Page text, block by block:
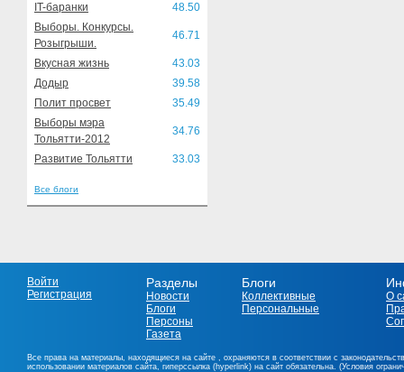
IT-баранки
48.50
Выборы. Конкурсы.
Розыгрыши.
46.71
Вкусная жизнь
43.03
Додыр
39.58
Полит просвет
35.49
Выборы мэра
Тольятти-2012
34.76
Развитие Тольятти 33.03
Все блоги
Войти
Регистрация
Разделы
Новости
Блоги
Персоны
Газета
Блоги
Коллективные
Персональные
О
Все права на материалы, находящиеся на сайте , охраняются в соответствии с
использовании материалов сайта, гиперссылка (hyperlink) на сайт обязательна. (Условия